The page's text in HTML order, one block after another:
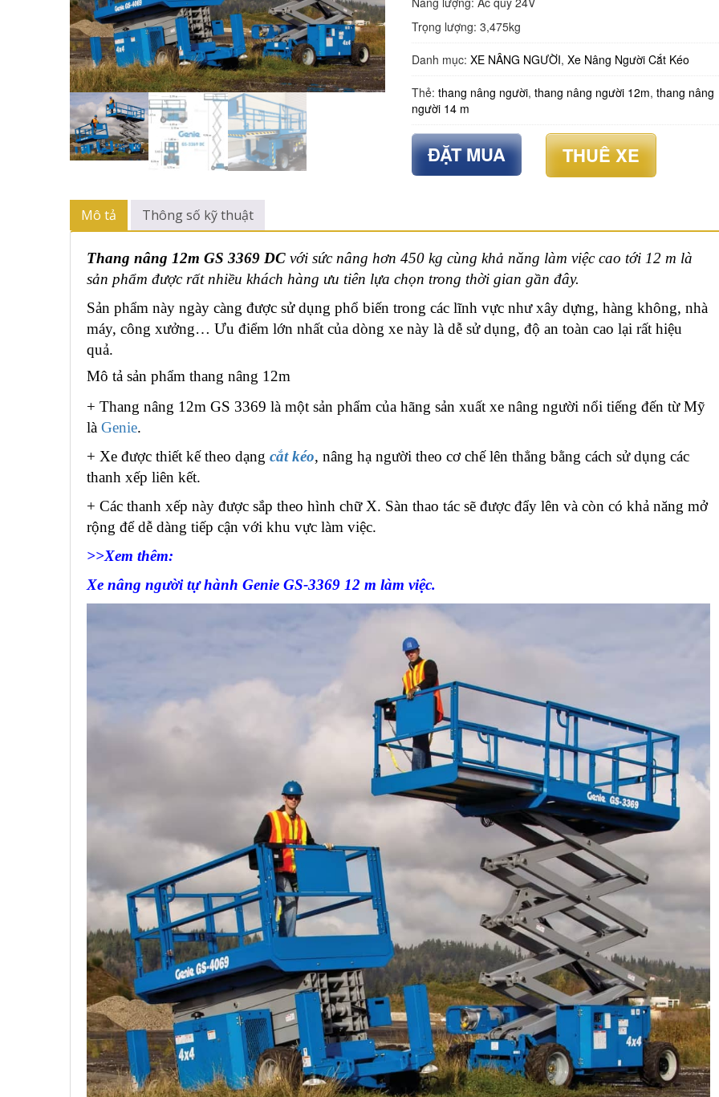
Trọng lượng: 3,475kg
Danh mục: XE NÂNG NGƯỜI, Xe Nâng Người Cắt Kéo
Thẻ: thang nâng người, thang nâng người 12m, thang nâng
người 14 m
ĐẶT MUA THUÊ XE
Mô tả Thông số kỹ thuật
Thang nâng 12m GS 3369 DC với sức nâng hơn 450 kg cùng khả năng làm việc cao tới 12 m là
sản phẩm được rất nhiều khách hàng ưu tiên lựa chọn trong thời gian gần đây.
Sản phẩm này ngày càng được sử dụng phổ biến trong các lĩnh vực như xây dựng, hàng không, nhà
máy, công xưởng… Ưu điểm lớn nhất của dòng xe này là dễ sử dụng, độ an toàn cao lại rất hiệu
quả.
Mô tả sản phẩm thang nâng 12m
+ Thang nâng 12m GS 3369 là một sản phẩm của hãng sản xuất xe nâng người nổi tiếng đến từ Mỹ
là Genie.
+ Xe được thiết kế theo dạng cắt kéo, nâng hạ người theo cơ chế lên thẳng bằng cách sử dụng các
thanh xếp liên kết.
+ Các thanh xếp này được sắp theo hình chữ X. Sàn thao tác sẽ được đẩy lên và còn có khả năng mở
rộng để dễ dàng tiếp cận với khu vực làm việc.
>>Xem thêm:
Xe nâng người tự hành Genie GS-3369 12 m làm việc.